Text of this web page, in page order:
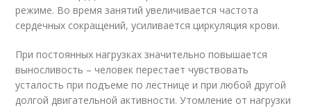
режиме. Во время занятий увеличивается частота
сердечных сокращений, усиливается циркуляция крови.
При постоянных нагрузках значительно повышается
выносливость – человек перестает чувствовать
усталость при подъеме по лестнице и при любой другой
долгой двигательной активности. Утомление от нагрузки